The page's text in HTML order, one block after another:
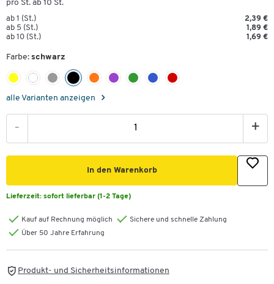
pro St. ab 10 St.
ab 1 (St.)
2,39 €
ab 5 (St.)
1,89 €
ab 10 (St.)
1,69 €
Farbe: schwarz
alle Varianten anzeigen
- +
In den Warenkorb
Lieferzeit: sofort lieferbar (1-2 Tage)
Kauf auf Rechnung möglich
Sichere und schnelle Zahlung
Über 50 Jahre Erfahrung
Produkt- und Sicherheitsinformationen